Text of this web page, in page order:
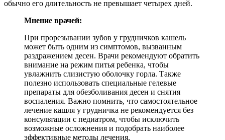
обычно его длительность не превышает четырех дней.
Мнение врачей:
При прорезывании зубов у грудничков кашель
может быть одним из симптомов, вызванным
раздражением десен. Врачи рекомендуют обратить
внимание на режим питья ребенка, чтобы
увлажнить слизистую оболочку горла. Также
полезно использовать специальные гелевые
препараты для обезболивания десен и снятия
воспаления. Важно помнить, что самостоятельное
лечение кашля у грудничка не рекомендуется без
консультации с педиатром, чтобы исключить
возможные осложнения и подобрать наиболее
эффективные методы лечения.